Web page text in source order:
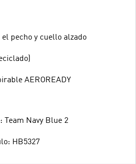
pecho y cuello alzado
AEROREADY
Navy Blue 2
HB5327